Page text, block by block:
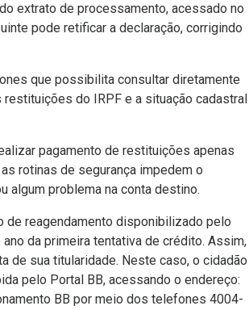
extrato de processamento, acessado no
pode retificar a declaração, corrigindo
que possibilita consultar diretamente
do IRPF e a situação cadastral
pagamento de restituições apenas
rotinas de segurança impedem o
algum problema na conta destino.
de reagendamento disponibilizado pelo
da primeira tentativa de crédito. Assim,
de sua titularidade. Neste caso, o cidadão
pelo Portal BB, acessando o endereço:
BB por meio dos telefones 4004-